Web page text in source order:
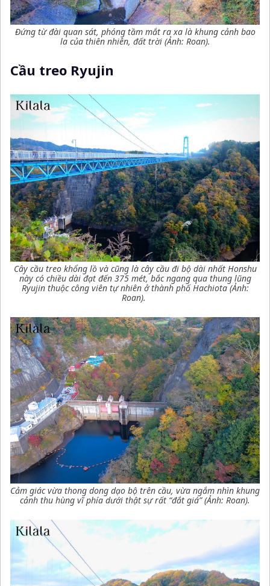
Đứng từ đài quan sát, phóng tầm mắt ra xa là khung cảnh bao
la của thiên nhiên, đất trời (Ảnh: Roan).
Cầu treo Ryujin
Cây cầu treo khổng lồ và cũng là cây cầu đi bộ dài nhất Honshu
này có chiều dài đạt đến 375 mét, bắc ngang qua thung lũng
Ryujin thuộc công viên tự nhiên ở thành phố Hachiota (Ảnh:
Roan).
Cảm giác vừa thong dong dạo bộ trên cầu, vừa ngắm nhìn khung
cảnh thu hùng vĩ phía dưới thật sự rất “đắt giá” (Ảnh: Roan).